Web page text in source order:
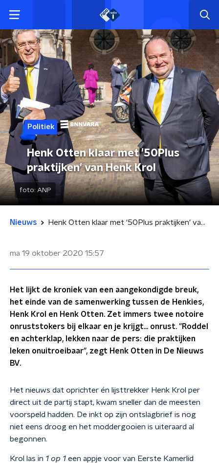
Politiek
Henk Otten klaar met '50Plus
praktijken' van Henk Krol
foto: ANP
Nieuws Henk Otten klaar met '50Plus praktijken' van Henk Krol
ma 19 oktober 2020 15:57
Het lijkt de kroniek van een aangekondigde breuk,
het einde van de samenwerking tussen de Henkies,
Henk Krol en Henk Otten. Zet immers twee notoire
onruststokers bij elkaar en je krijgt... onrust. "Roddel
en achterklap, lekken naar de pers: die praktijken
leken onuitroeibaar", zegt Henk Otten in De Nieuws
BV.
Het nieuws dat oprichter én lijsttrekker Henk Krol per
direct uit de partij stapt, kwam sneller dan de meesten
voorspeld hadden. De inkt op zijn ontslagbrief is nog
niet eens droog en het moddergooien is uiteraard al
begonnen.
Krol las in 1 op 1 een appje voor van Eerste Kamerlid